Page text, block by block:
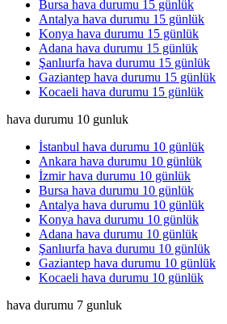
Bursa hava durumu 15 günlük
Antalya hava durumu 15 günlük
Konya hava durumu 15 günlük
Adana hava durumu 15 günlük
Şanlıurfa hava durumu 15 günlük
Gaziantep hava durumu 15 günlük
Kocaeli hava durumu 15 günlük
hava durumu 10 gunluk
İstanbul hava durumu 10 günlük
Ankara hava durumu 10 günlük
İzmir hava durumu 10 günlük
Bursa hava durumu 10 günlük
Antalya hava durumu 10 günlük
Konya hava durumu 10 günlük
Adana hava durumu 10 günlük
Şanlıurfa hava durumu 10 günlük
Gaziantep hava durumu 10 günlük
Kocaeli hava durumu 10 günlük
hava durumu 7 gunluk